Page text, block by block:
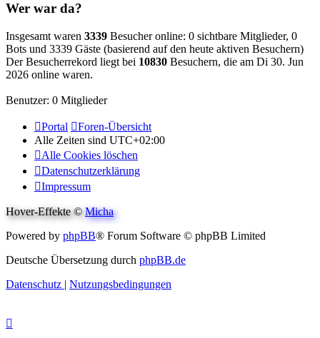
Wer war da?
Insgesamt waren 3339 Besucher online: 0 sichtbare Mitglieder, 0
Bots und 3339 Gäste (basierend auf den heute aktiven Besuchern)
Der Besucherrekord liegt bei 10830 Besuchern, die am Di 30. Jun
2026 online waren.
Benutzer: 0 Mitglieder
Portal
Foren-Übersicht
Alle Zeiten sind UTC+02:00
Alle Cookies löschen
Datenschutzerklärung
Impressum
Hover-Effekte © Micha
Powered by phpBB® Forum Software © phpBB Limited
Deutsche Übersetzung durch phpBB.de
Datenschutz | Nutzungsbedingungen